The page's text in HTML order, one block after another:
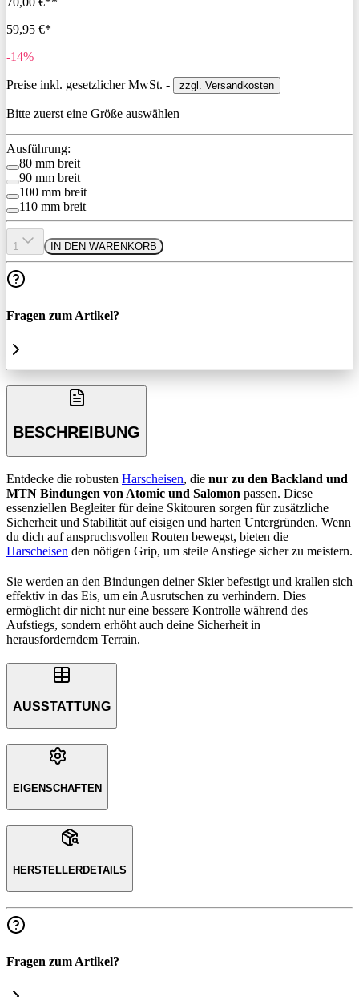
59,95 €*
-14%
Preise inkl. gesetzlicher MwSt. - zzgl. Versandkosten
Bitte zuerst eine Größe auswählen
Ausführung:
80 mm breit
90 mm breit
100 mm breit
110 mm breit
1 IN DEN WARENKORB
Fragen zum Artikel?
BESCHREIBUNG
Entdecke die robusten Harscheisen, die nur zu den Backland und
MTN Bindungen von Atomic und Salomon passen. Diese
essenziellen Begleiter für deine Skitouren sorgen für zusätzliche
Sicherheit und Stabilität auf eisigen und harten Untergründen. Wenn
du dich auf anspruchsvollen Routen bewegst, bieten die
Harscheisen den nötigen Grip, um steile Anstiege sicher zu meistern.
Sie werden an den Bindungen deiner Skier befestigt und krallen sich
effektiv in das Eis, um ein Ausrutschen zu verhindern. Dies
ermöglicht dir nicht nur eine bessere Kontrolle während des
Aufstiegs, sondern erhöht auch deine Sicherheit in
herausforderndem Terrain.
AUSSTATTUNG
EIGENSCHAFTEN
HERSTELLERDETAILS
Fragen zum Artikel?